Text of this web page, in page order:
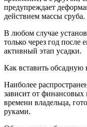
предупреждает
действием массы сруба.
В любом случае
только через год после
активный этап усадки.
Как вставить обсадную
Наиболее
зависит от финансовых
времени владельца,
руками.